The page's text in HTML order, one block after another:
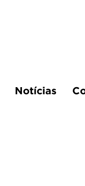
Notícias